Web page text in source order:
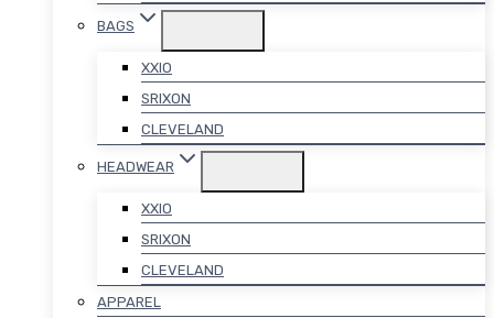
BAGS
XXIO
SRIXON
CLEVELAND
HEADWEAR
XXIO
SRIXON
CLEVELAND
APPAREL